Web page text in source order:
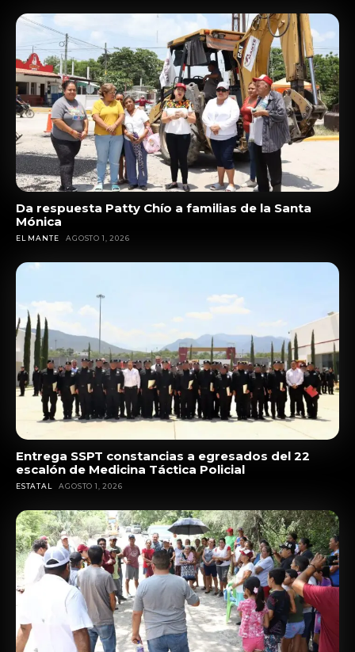
Da respuesta Patty Chío a familias de la Santa
Mónica
EL MANTE AGOSTO 1, 2026
Entrega SSPT constancias a egresados del 22
escalón de Medicina Táctica Policial
ESTATAL AGOSTO 1, 2026